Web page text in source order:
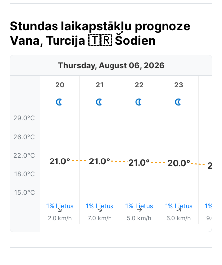
Stundas laikapstākļu prognoze
Vana, Turcija 🇹🇷 Šodien
Thursday, August 06, 2026
29.0°C
26.0°C
22.0°C
18.0°C
15.0°C
20
21.0°
1% Lietus
↑
2.0 km/h
21
21.0°
1% Lietus
↑
7.0 km/h
22
21.0°
1% Lietus
↑
5.0 km/h
23
20.0°
1% Lietus
↑
6.0 km/h
1%
9.0